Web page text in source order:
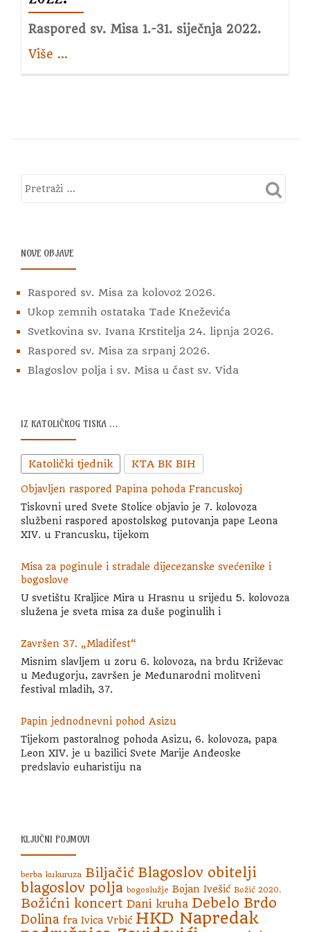
Raspored sv. Misa 1.-31. siječnja 2022.
Više about
siječanj
…
NOVE OBJAVE
Raspored sv. Misa za kolovoz 2026.
Ukop zemnih ostataka Tade Kneževića
Svetkovina sv. Ivana Krstitelja 24. lipnja 2026.
Raspored sv. Misa za srpanj 2026.
Blagoslov polja i sv. Misa u čast sv. Vida
IZ KATOLIČKOG TISKA …
Katolički tjednik KTA BK BIH
Objavljen raspored Papina pohoda Francuskoj
Tiskovni ured Svete Stolice objavio je 7. kolovoza
službeni raspored apostolskog putovanja pape Leona
XIV. u Francusku, tijekom
Misa za poginule i stradale dijecezanske svećenike i
bogoslove
U svetištu Kraljice Mira u Hrasnu u srijedu 5. kolovoza
služena je sveta misa za duše poginulih i
Završen 37. „Mladifest“
Misnim slavljem u zoru 6. kolovoza, na brdu Križevac
u Međugorju, završen je Međunarodni molitveni
festival mladih, 37.
Papin jednodnevni pohod Asizu
Tijekom pastoralnog pohoda Asizu, 6. kolovoza, papa
Leon XIV. je u bazilici Svete Marije Anđeoske
predslavio euharistiju na
KLJUČNI POJMOVI
berba kukuruza Biljačić Blagoslov obitelji
blagoslov polja bogoslužje Bojan Ivešić Božić 2020.
Božićni koncert Dani kruha Debelo Brdo
Dolina fra Ivica Vrbić HKD Napredak